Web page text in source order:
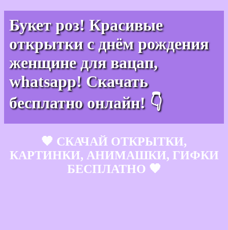
Букет роз! Красивые
открытки с днём рождения
женщине для вацап,
whatsapp! Скачать
бесплатно онлайн! 👇
🧡 СКАЧАЙ ОТКРЫТКИ,
КАРТИНКИ, АНИМАШКИ, ГИФКИ
БЕСПЛАТНО 🧡